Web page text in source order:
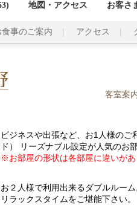
地図・アクセス お客さ
食事のご案内 アクセス
客室案
ビジネスや出張など、お1人様の
ド） リーズナブル設定が人気のお
※お部屋の形状は各部屋に違いがあ
お２人様で利用出来るダブルルー
リラックスタイムをご堪能下さい。